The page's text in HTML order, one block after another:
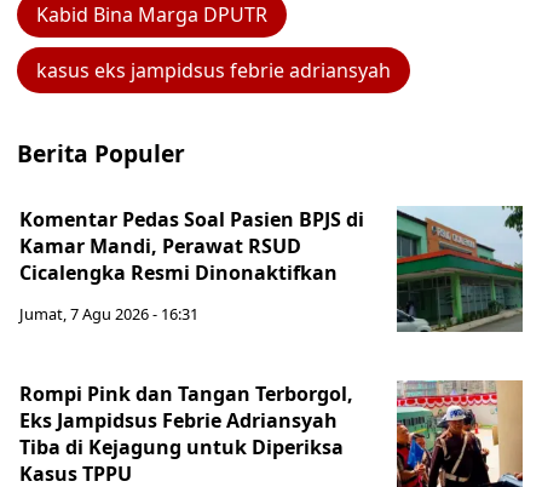
Kabid Bina Marga DPUTR
kasus eks jampidsus febrie adriansyah
Berita Populer
Komentar Pedas Soal Pasien BPJS di
Kamar Mandi, Perawat RSUD
Cicalengka Resmi Dinonaktifkan
Jumat, 7 Agu 2026 - 16:31
Rompi Pink dan Tangan Terborgol,
Eks Jampidsus Febrie Adriansyah
Tiba di Kejagung untuk Diperiksa
Kasus TPPU